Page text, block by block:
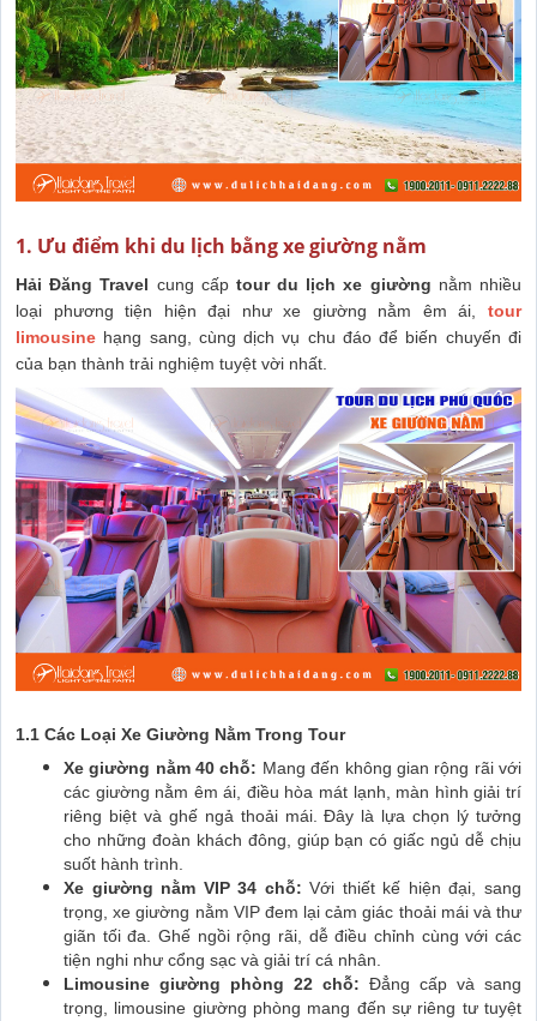
1. Ưu điểm khi du lịch bằng xe giường nằm
Hải Đăng Travel cung cấptour du lịch xe giường nằm nhiều
loại phương tiện hiện đại như xe giường nằm êm ái, tour
limousine hạng sang, cùng dịch vụ chu đáo để biến chuyến đi
của bạn thành trải nghiệm tuyệt vời nhất.
1.1 Các Loại Xe Giường Nằm Trong Tour
Xe giường nằm 40 chỗ: Mang đến không gian rộng rãi với
các giường nằm êm ái, điều hòa mát lạnh, màn hình giải trí
riêng biệt và ghế ngả thoải mái. Đây là lựa chọn lý tưởng
cho những đoàn khách đông, giúp bạn có giấc ngủ dễ chịu
suốt hành trình.
Xe giường nằm VIP 34 chỗ: Với thiết kế hiện đại, sang
trọng, xe giường nằm VIP đem lại cảm giác thoải mái và thư
giãn tối đa. Ghế ngồi rộng rãi, dễ điều chỉnh cùng với các
tiện nghi như cổng sạc và giải trí cá nhân.
Limousine giường phòng 22 chỗ: Đẳng cấp và sang
trọng, limousine giường phòng mang đến sự riêng tư tuyệt